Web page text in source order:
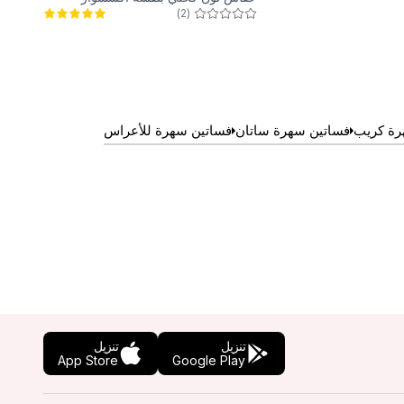
لامعة
(
2
)
كريب فساتين سهرة ساتان فساتين سهرة للأعراس
تنزيل
Google Play
تنزيل
App Store